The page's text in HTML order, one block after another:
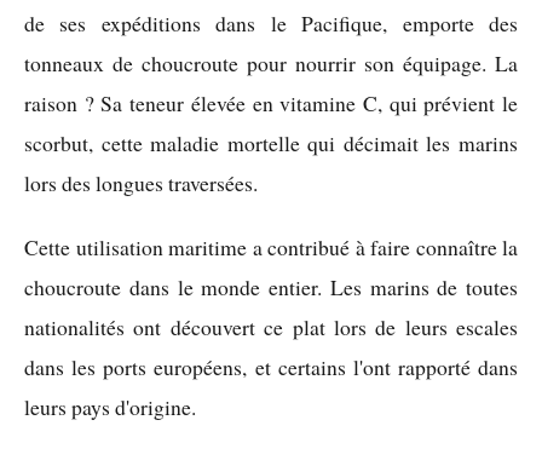
de ses expéditions dans le Pacifique, emporte des
tonneaux de choucroute pour nourrir son équipage. La
raison ? Sa teneur élevée en vitamine C, qui prévient le
scorbut, cette maladie mortelle qui décimait les marins
lors des longues traversées.
Cette utilisation maritime a contribué à faire connaître la
choucroute dans le monde entier. Les marins de toutes
nationalités ont découvert ce plat lors de leurs escales
dans les ports européens, et certains l'ont rapporté dans
leurs pays d'origine.